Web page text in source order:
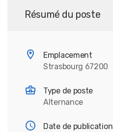
Résumé du poste
Emplacement
Strasbourg 67200
Type de poste
Alternance
Date de publication